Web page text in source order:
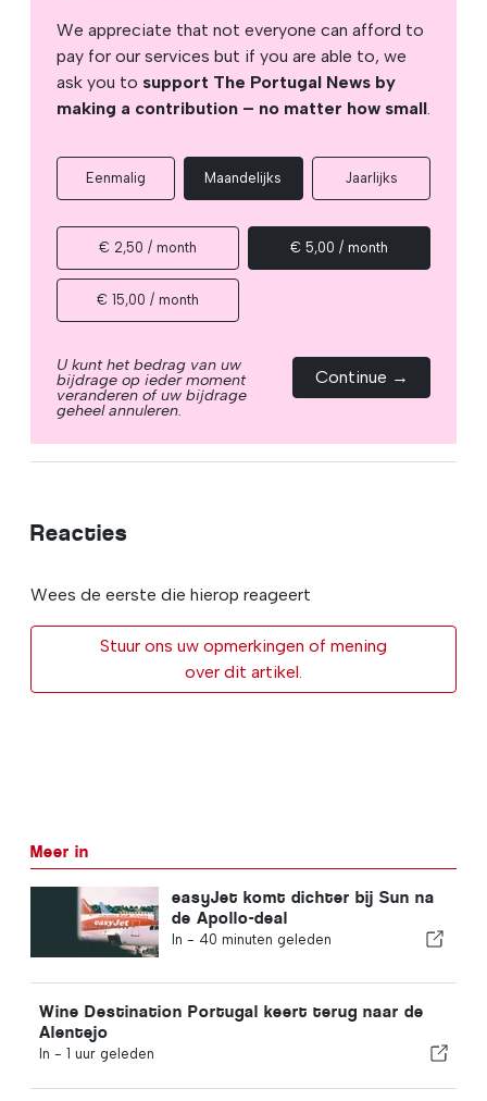
We appreciate that not everyone can afford to
pay for our services but if you are able to, we
ask you to support The Portugal News by
making a contribution – no matter how small.
Eenmalig Maandelijks Jaarlijks
€ 2,50 / month € 5,00 / month
€ 15,00 / month
U kunt het bedrag van uw
bijdrage op ieder moment
veranderen of uw bijdrage
geheel annuleren.
Continue →
Reacties
Wees de eerste die hierop reageert
Stuur ons uw opmerkingen of mening
over dit artikel.
Meer in
easyJet komt dichter bij Sun na
de Apollo-deal
In - 40 minuten geleden
Wine Destination Portugal keert terug naar de
Alentejo
In - 1 uur geleden